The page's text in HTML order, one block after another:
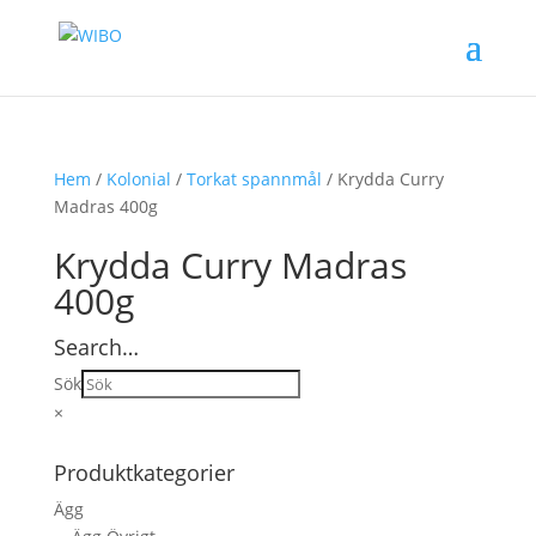
Hem / Kolonial / Torkat spannmål / Krydda Curry
Madras 400g
Krydda Curry Madras
400g
Search…
Sök
×
Produktkategorier
Ägg